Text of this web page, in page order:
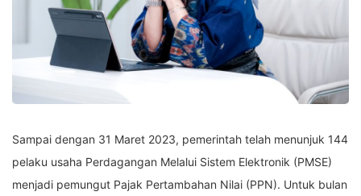
Sampai dengan 31 Maret 2023, pemerintah telah menunjuk 144
pelaku usaha Perdagangan Melalui Sistem Elektronik (PMSE)
menjadi pemungut Pajak Pertambahan Nilai (PPN). Untuk bulan